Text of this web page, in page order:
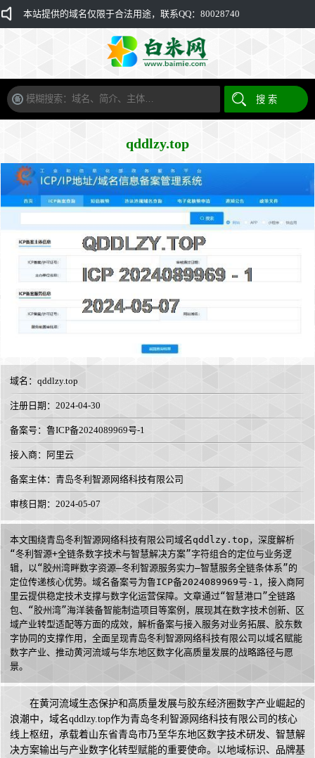
本站提供的域名仅限于合法用途，联系QQ：80028740
qddlzy.top
域名： qddlzy.top
注册日期：2024-04-30
备案号：鲁ICP备2024089969号-1
接入商： 阿里云
备案主体：青岛冬利智源网络科技有限公司
审核日期：2024-05-07
本文围绕青岛冬利智源网络科技有限公司域名qddlzy.top，深度解析
“冬利智源+全链条数字技术与智慧解决方案”字符组合的定位与业务逻
辑，以“胶州湾畔数字资源—冬利智源服务实力—智慧服务全链条体系”的
定位传递核心优势。域名备案号为鲁ICP备2024089969号-1，接入商阿
里云提供稳定技术支撑与数字化运营保障。文章通过“智慧港口”全链路
包、“胶州湾”海洋装备智能制造项目等案例，展现其在数字技术创新、区
域产业转型适配等方面的成效，解析备案与接入服务对业务拓展、胶东数
字协同的支撑作用，全面呈现青岛冬利智源网络科技有限公司以域名赋能
数字产业、推动黄河流域与华东地区数字化高质量发展的战略路径与愿
景。
在黄河流域生态保护和高质量发展与胶东经济圈数字产业崛起的
浪潮中，域名qddlzy.top作为青岛冬利智源网络科技有限公司的核心
线上枢纽，承载着山东省青岛市乃至华东地区数字技术研发、智慧解
决方案输出与产业数字化转型赋能的重要使命。以地域标识、品牌基